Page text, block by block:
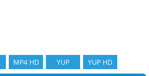
MP4 HD YUP YUP HD